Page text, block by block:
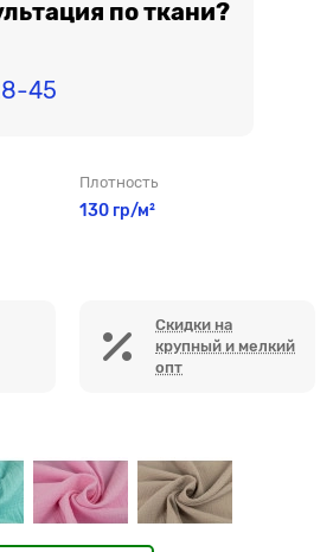
по ткани?
45
Плотность
130 гр/м²
Скидки на
крупный и мелкий
опт